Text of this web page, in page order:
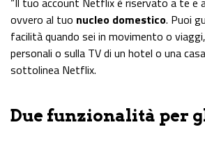
ovvero al tuo nucleo domestico. Puoi
facilità quando sei in movimento o
personali o sulla TV di un hotel o una
sottolinea Netflix.
Due funzionalità per